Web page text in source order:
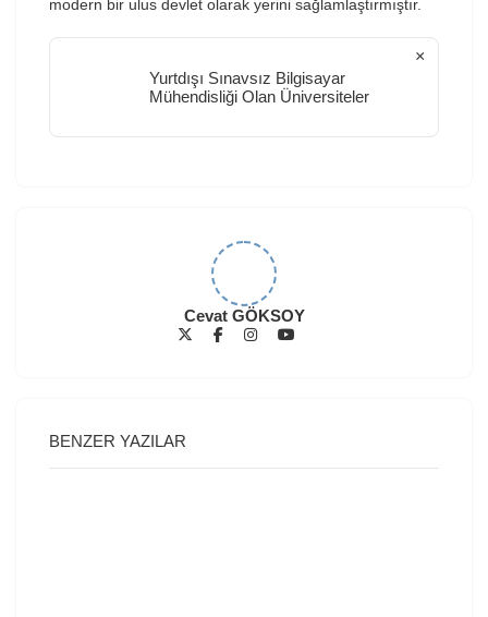
modern bir ulus devlet olarak yerini sağlamlaştırmıştır.
Yurtdışı Sınavsız Bilgisayar
Mühendisliği Olan Üniversiteler
×
Cevat GÖKSOY
BENZER YAZILAR